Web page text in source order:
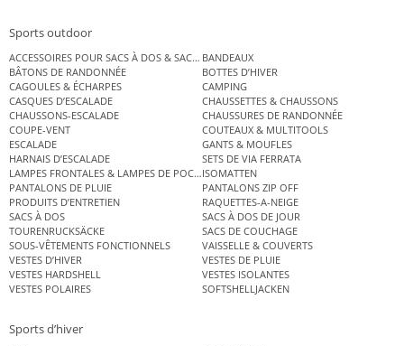
Sports outdoor
ACCESSOIRES POUR SACS À DOS & SACS ÉTANCHES
BANDEAUX
BÂTONS DE RANDONNÉE
BOTTES D’HIVER
CAGOULES & ÉCHARPES
CAMPING
CASQUES D’ESCALADE
CHAUSSETTES & CHAUSSONS
CHAUSSONS-ESCALADE
CHAUSSURES DE RANDONNÉE
COUPE-VENT
COUTEAUX & MULTITOOLS
ESCALADE
GANTS & MOUFLES
HARNAIS D’ESCALADE
SETS DE VIA FERRATA
LAMPES FRONTALES & LAMPES DE POCHEISOMATTEN
PANTALONS DE PLUIE
PANTALONS ZIP OFF
PRODUITS D’ENTRETIEN
RAQUETTES-A-NEIGE
SACS À DOS
SACS À DOS DE JOUR
TOURENRUCKSÄCKE
SACS DE COUCHAGE
SOUS-VÊTEMENTS FONCTIONNELS
VAISSELLE & COUVERTS
VESTES D’HIVER
VESTES DE PLUIE
VESTES HARDSHELL
VESTES ISOLANTES
VESTES POLAIRES
SOFTSHELLJACKEN
Sports d’hiver